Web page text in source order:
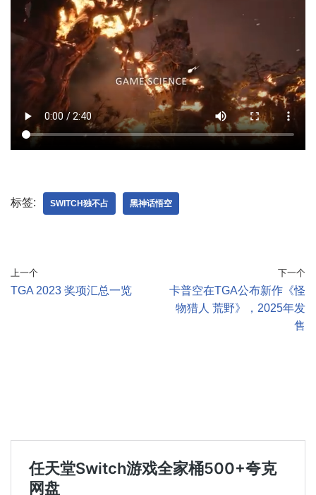
标签: SWITCH独不占 黑神话悟空
上一个
TGA 2023 奖项汇总一览
下一个
卡普空在TGA公布新作《怪
物猎人 荒野》，2025年发
售